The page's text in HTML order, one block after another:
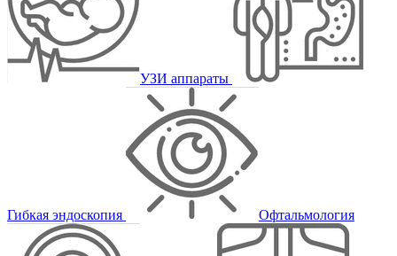
УЗИ аппараты
Гибкая эндоскопия Офтальмология